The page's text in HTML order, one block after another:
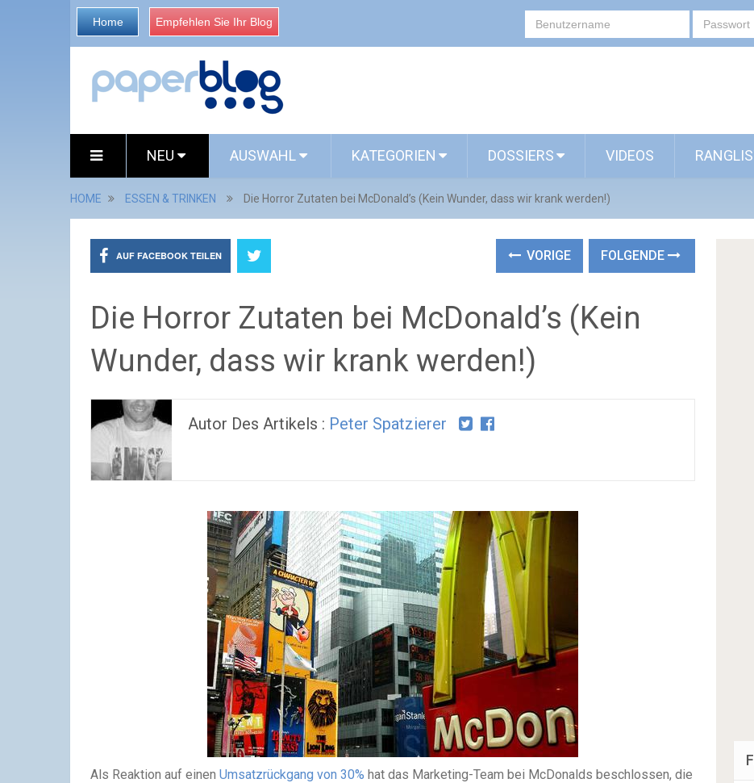
Home Empfehlen Sie Ihr Blog
NEU AUSWAHL KATEGORIEN DOSSIERS VIDEOS
HOME ESSEN & TRINKEN Die Horror Zutaten bei McDonald’s (Kein Wunder, dass wir krank werden!)
AUF FACEBOOK TEILEN VORIGE FOLGENDE
Die Horror Zutaten bei McDonald’s (Kein
Wunder, dass wir krank werden!)
Autor Des Artikels : Peter Spatzierer
Als Reaktion auf einen Umsatzrückgang von 30% hat das Marketing-Team bei McDonalds beschlossen, die